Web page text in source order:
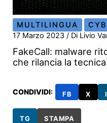
MULTILINGUA
17 Marzo 2023/ Di Livio
FakeCall: malware
che rilancia la
CONDIVIDI: FB X
TG STAMPA